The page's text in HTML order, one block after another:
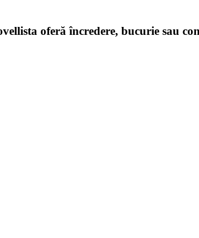
oferă încredere, bucurie sau